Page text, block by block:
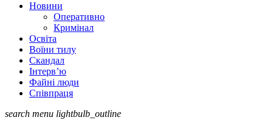
Новини
Оперативно
Кримінал
Освіта
Воїни тилу
Скандал
Інтерв’ю
Файні люди
Співпраця
search menu lightbulb_outline